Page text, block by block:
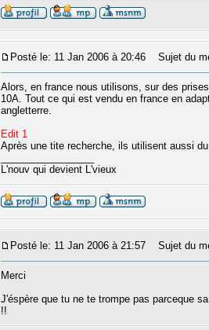
Posté le: 11 Jan 2006 à 20:46 Sujet du
Alors, en france nous utilisons, sur des
10A. Tout ce qui est vendu en france en
angletterre.
Edit 1
Après une tite recherche, ils utilisent aussi
L'nouv qui devient L'vieux
Posté le: 11 Jan 2006 à 21:57 Sujet du
Merci
J'éspère que tu ne te trompe pas parceque
!!